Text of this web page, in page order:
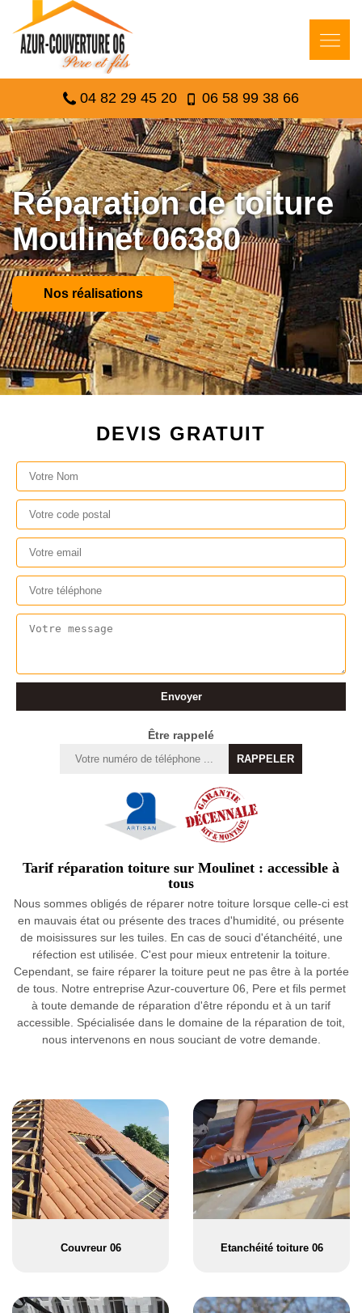
04 82 29 45 20 06 58 99 38 66
Réparation de toiture
Moulinet 06380
Nos réalisations
DEVIS GRATUIT
Être rappelé
Tarif réparation toiture sur Moulinet : accessible à
tous
Nous sommes obligés de réparer notre toiture lorsque celle-ci est
en mauvais état ou présente des traces d'humidité, ou présente
de moisissures sur les tuiles. En cas de souci d'étanchéité, une
réfection est utilisée. C'est pour mieux entretenir la toiture.
Cependant, se faire réparer la toiture peut ne pas être à la portée
de tous. Notre entreprise Azur-couverture 06, Pere et fils permet
à toute demande de réparation d'être répondu et à un tarif
accessible. Spécialisée dans le domaine de la réparation de toit,
nous intervenons en nous souciant de votre demande.
Couvreur 06 Etanchéité toiture 06